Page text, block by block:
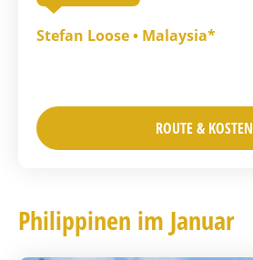
Stefan Loose • Malaysia*
ROUTE & KOSTEN
Philippinen im Januar